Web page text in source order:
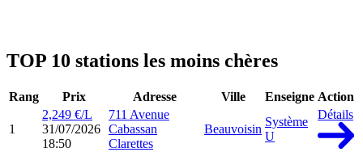
TOP 10 stations les moins chères
Rang Prix Adresse Ville Enseigne Action
1
2,249 €/L
31/07/2026
18:50
711 Avenue
Cabassan
Clarettes
Beauvoisin
Système
U
Détails